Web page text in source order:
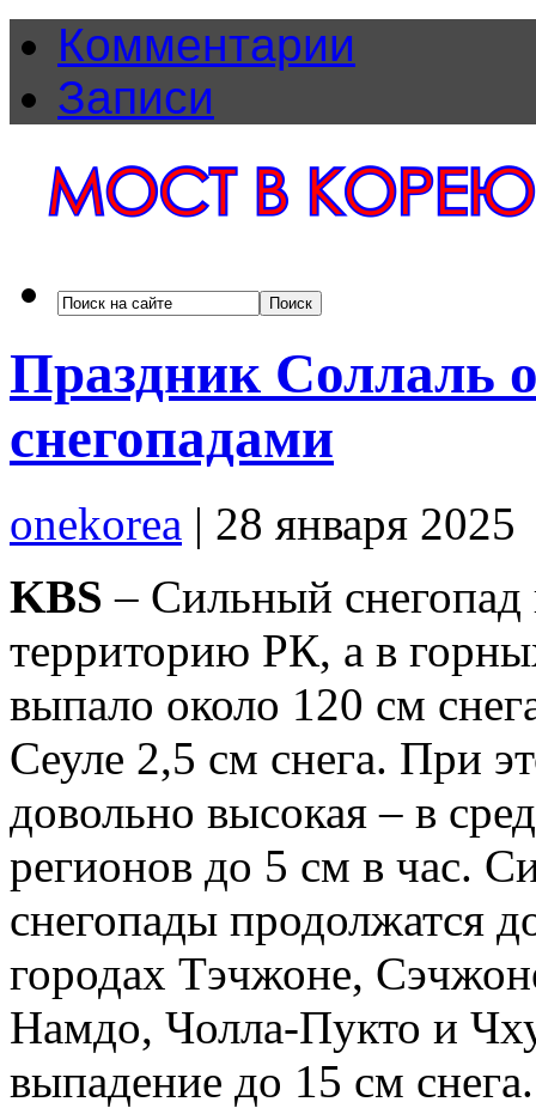
Комментарии
Записи
Праздник Соллаль
снегопадами
onekorea | 28 января 2025
KBS – Сильный
территорию РК, а в
выпало около 120 см
Сеуле 2,5 см снега. При
довольно высокая – в
регионов до 5 см в час.
снегопады продолжатся
городах Тэчжоне,
Намдо, Чолла-Пукто и
выпадение до 15 см снега.